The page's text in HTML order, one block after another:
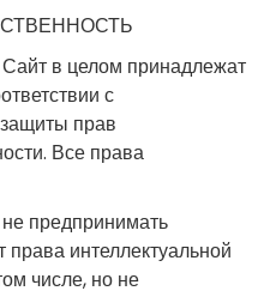
в целом принадлежат
с
прав
Все права
не предпринимать
интеллектуальной
числе, но не